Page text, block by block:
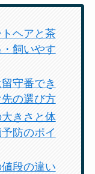
トヘアと茶
飼いやす
守番でき
の選び方
きさと体
防のポイ
段の違い